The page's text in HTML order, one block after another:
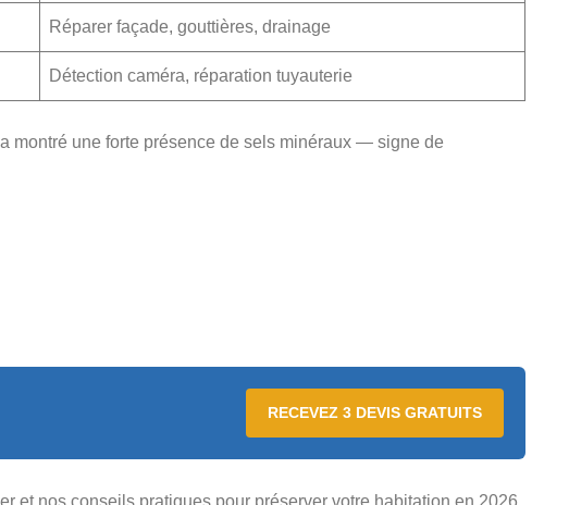
Réparer façade, gouttières, drainage
Détection caméra, réparation tuyauterie
montré une forte présence de sels minéraux — signe de
RECEVEZ 3 DEVIS GRATUITS